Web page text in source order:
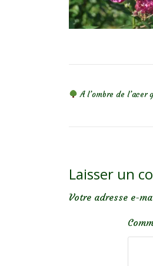
A l’ombre de l’acer
Laisser un
Votre adresse e-